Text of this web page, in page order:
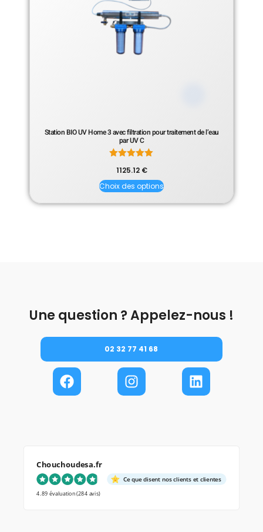
Station BIO UV Home 3 avec filtration pour traitement de l’eau
par UV C
5.00
sur 5
1125.12 €
Choix des options
Une question ? Appelez-nous !
02 32 77 41 68
Chouchoudesa.fr
Ce que disent nos clients et clientes
4.89 évaluation(284 avis)